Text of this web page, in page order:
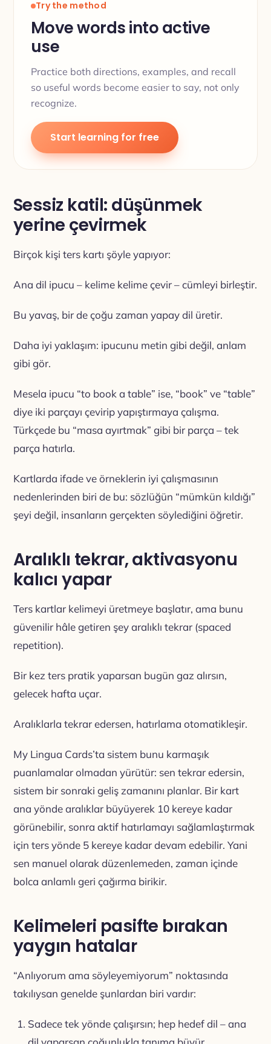
Try the method
Move words into active
use
Practice both directions, examples, and recall
so useful words become easier to say, not only
recognize.
Start learning for free
Sessiz katil: düşünmek
yerine çevirmek
Birçok kişi ters kartı şöyle yapıyor:
Ana dil ipucu – kelime kelime çevir – cümleyi birleştir.
Bu yavaş, bir de çoğu zaman yapay dil üretir.
Daha iyi yaklaşım: ipucunu metin gibi değil, anlam
gibi gör.
Mesela ipucu “to book a table” ise, “book” ve “table”
diye iki parçayı çevirip yapıştırmaya çalışma.
Türkçede bu “masa ayırtmak” gibi bir parça – tek
parça hatırla.
Kartlarda ifade ve örneklerin iyi çalışmasının
nedenlerinden biri de bu: sözlüğün “mümkün kıldığı”
şeyi değil, insanların gerçekten söylediğini öğretir.
Aralıklı tekrar, aktivasyonu
kalıcı yapar
Ters kartlar kelimeyi üretmeye başlatır, ama bunu
güvenilir hâle getiren şey aralıklı tekrar (spaced
repetition).
Bir kez ters pratik yaparsan bugün gaz alırsın,
gelecek hafta uçar.
Aralıklarla tekrar edersen, hatırlama otomatikleşir.
My Lingua Cards’ta sistem bunu karmaşık
puanlamalar olmadan yürütür: sen tekrar edersin,
sistem bir sonraki geliş zamanını planlar. Bir kart
ana yönde aralıklar büyüyerek 10 kereye kadar
görünebilir, sonra aktif hatırlamayı sağlamlaştırmak
için ters yönde 5 kereye kadar devam edebilir. Yani
sen manuel olarak düzenlemeden, zaman içinde
bolca anlamlı geri çağırma birikir.
Kelimeleri pasifte bırakan
yaygın hatalar
“Anlıyorum ama söyleyemiyorum” noktasında
takılıysan genelde şunlardan biri vardır:
Sadece tek yönde çalışırsın; hep hedef dil – ana